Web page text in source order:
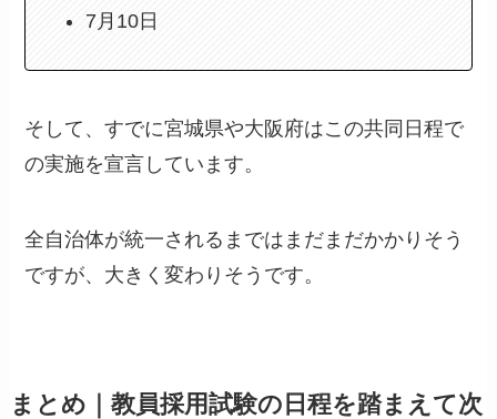
7月10日
そして、すでに宮城県や大阪府はこの共同日程で
の実施を宣言しています。
全自治体が統一されるまではまだまだかかりそう
ですが、大きく変わりそうです。
まとめ｜教員採用試験の日程を踏まえて次